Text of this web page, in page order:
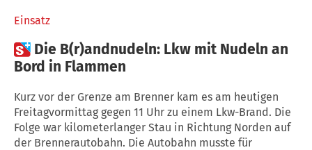
Einsatz
 Die B(r)andnudeln: Lkw mit Nudeln an
Bord in Flammen
Kurz vor der Grenze am Brenner kam es am heutigen
Freitagvormittag gegen 11 Uhr zu einem Lkw-Brand. Die
Folge war kilometerlanger Stau in Richtung Norden auf
der Brennerautobahn. Die Autobahn musste für